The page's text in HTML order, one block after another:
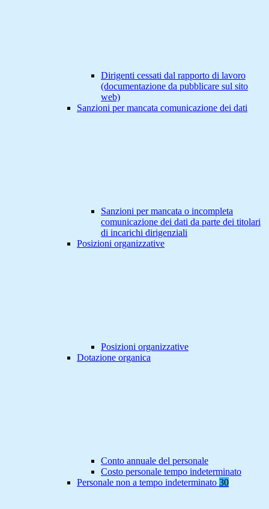
Dirigenti cessati dal rapporto di lavoro
(documentazione da pubblicare sul sito
web)
Sanzioni per mancata comunicazione dei dati
Sanzioni per mancata o incompleta
comunicazione dei dati da parte dei titolari
di incarichi dirigenziali
Posizioni organizzative
Posizioni organizzative
Dotazione organica
Conto annuale del personale
Costo personale tempo indeterminato
Personale non a tempo indeterminato 30